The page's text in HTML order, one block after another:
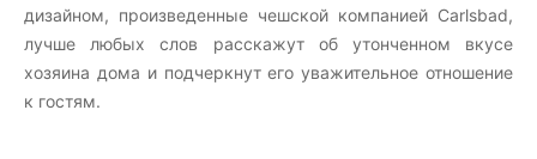
дизайном, произведенные чешской компанией Carlsbad,
лучше любых слов расскажут об утонченном вкусе
хозяина дома и подчеркнут его уважительное отношение
к гостям.